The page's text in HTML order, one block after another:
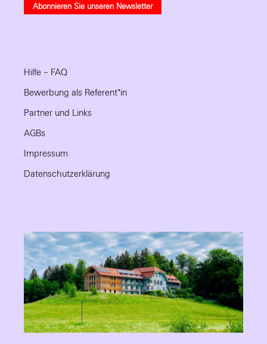
Abonnieren Sie unseren Newsletter
Hilfe – FAQ
Bewerbung als Referent*in
Partner und Links
AGBs
Impressum
Datenschutzerklärung